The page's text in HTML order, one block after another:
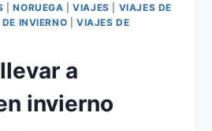
|NORUEGA |VIAJES
VIAJES DE
INVIERNO |VIAJES DE
a
invierno